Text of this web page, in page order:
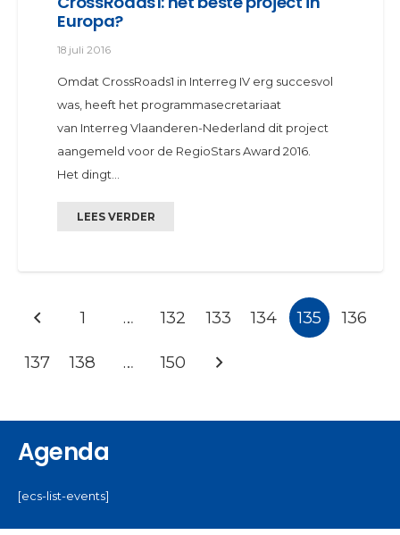
Europa?
18 juli 2016
Omdat CrossRoads1 in Interreg IV erg succesvol
was, heeft het programmasecretariaat
van Interreg Vlaanderen-Nederland dit project
aangemeld voor de RegioStars Award 2016.
Het dingt…
LEES VERDER
1 … 132 133 134 135 136
137 138 … 150
Agenda
[ecs-list-events]